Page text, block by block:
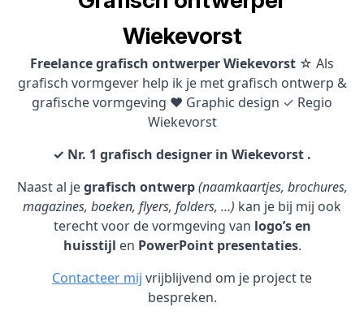
Wiekevorst
Freelance grafisch ontwerper Wiekevorst ☆ Als
grafisch vormgever help ik je met grafisch ontwerp &
grafische vormgeving ♥ Graphic design ✓ Regio
Wiekevorst
✓ Nr. 1 grafisch designer in Wiekevorst .
Naast al jegrafisch ontwerp (naamkaartjes, brochures,
magazines, boeken, flyers, folders, …) kan je bij mij ook
terecht voor de vormgeving van logo’s en
huisstijl en PowerPoint presentaties.
Contacteer mij vrijblijvend om je project te
bespreken.